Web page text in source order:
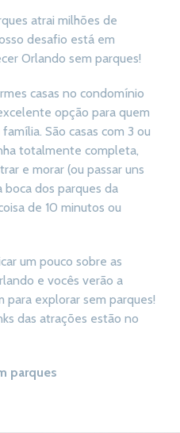
atrai milhões de
desafio está em
Orlando sem parques!
casas no condomínio
opção para quem
São casas com 3 ou
totalmente completa,
e morar (ou passar uns
boca dos parques da
de 10 minutos ou
um pouco sobre as
e vocês verão a
para explorar sem parques!
das atrações estão no
parques